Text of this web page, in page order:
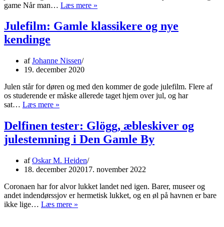
game Når man… Læs mere »
Julearrangementer
i
Julefilm: Gamle klassikere og nye
kendinge
afJohanne Nissen
19. december 2020
Julen står for døren og med den kommer de gode julefilm. Flere af
os studerende er måske allerede taget hjem over jul, og har
sat… Læs mere »
klassikere
og
nye
Delfinen tester: Glögg, æbleskiver og
julestemning i Den Gamle By
afOskar M. Heiden
18. december 202017. november 2022
Coronaen har for alvor lukket landet ned igen. Barer, museer og
andet indendørssjov er hermetisk lukket, og en øl på havnen er bare
ikke lige… Læs mere »